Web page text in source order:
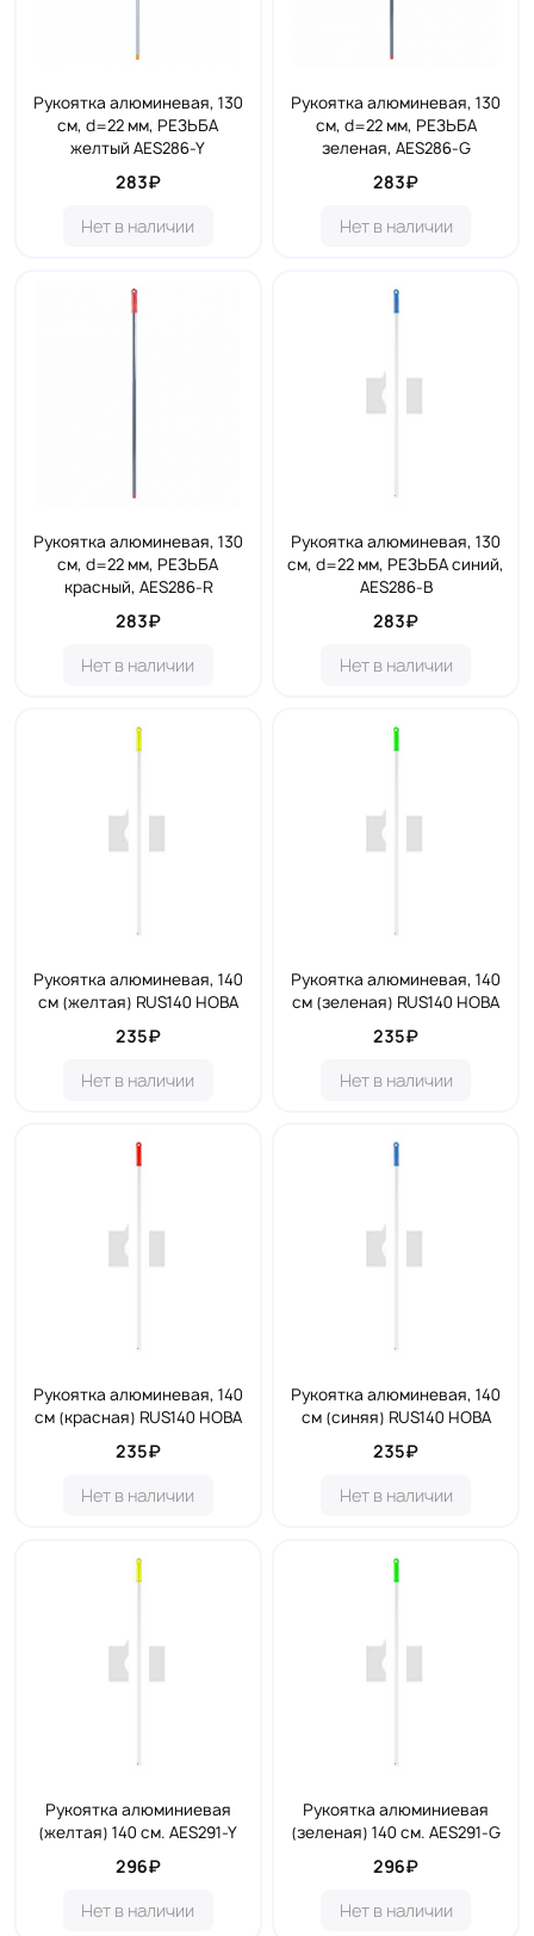
Рукоятка алюминевая, 130
см, d=22 мм, РЕЗЬБА
желтый AES286-Y
283₽
Нет в наличии
Рукоятка алюминевая, 130
см, d=22 мм, РЕЗЬБА
зеленая, AES286-G
283₽
Нет в наличии
Рукоятка алюминевая, 130
см, d=22 мм, РЕЗЬБА
красный, AES286-R
283₽
Нет в наличии
Рукоятка алюминевая, 130
см, d=22 мм, РЕЗЬБА синий,
AES286-B
283₽
Нет в наличии
Рукоятка алюминевая, 140
см (желтая) RUS140 НОВА
235₽
Нет в наличии
Рукоятка алюминевая, 140
см (зеленая) RUS140 НОВА
235₽
Нет в наличии
Рукоятка алюминевая, 140
см (красная) RUS140 НОВА
235₽
Нет в наличии
Рукоятка алюминевая, 140
см (синяя) RUS140 НОВА
235₽
Нет в наличии
Рукоятка алюминиевая
(желтая) 140 см. AES291-Y
296₽
Нет в наличии
Рукоятка алюминиевая
(зеленая) 140 см. AES291-G
296₽
Нет в наличии